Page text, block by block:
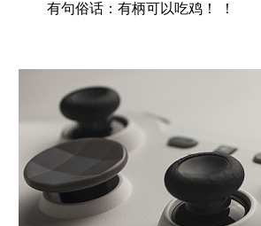
有句俗话：有柄可以吃鸡！ ！